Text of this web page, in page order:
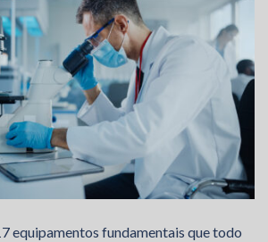
equipamentos fundamentais que todo